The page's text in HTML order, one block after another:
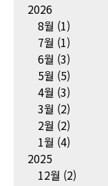
2026
8월 (1)
7월 (1)
6월 (3)
5월 (5)
4월 (3)
3월 (2)
2월 (2)
1월 (4)
2025
12월 (2)